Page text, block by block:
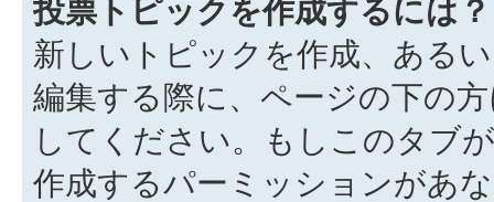
投票トピックを作成するには？
新しいトピックを作成、ある
編集する際に、ページの下の
してください。もしこのタブ
作成するパーミッションがあ